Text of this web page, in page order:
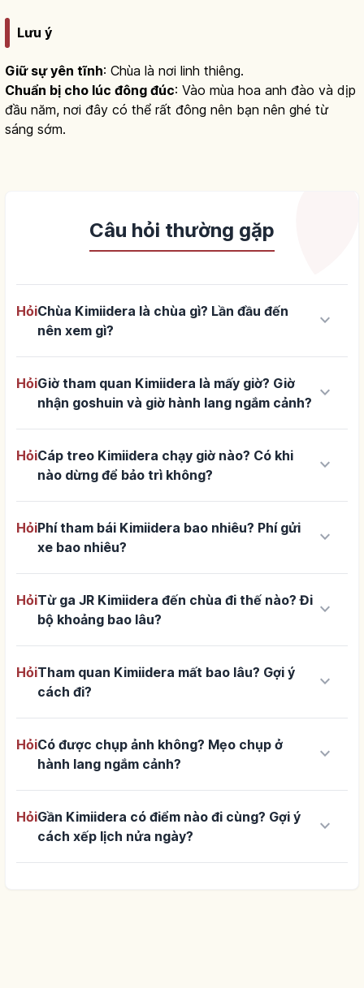
Lưu ý
Giữ sự yên tĩnh: Chùa là nơi linh thiêng.
Chuẩn bị cho lúc đông đúc: Vào mùa hoa anh đào và dịp
đầu năm, nơi đây có thể rất đông nên bạn nên ghé từ
sáng sớm.
Câu hỏi thường gặp
HỏiChùa Kimiidera là chùa gì? Lần đầu đến
nên xem gì?
keyboard_arrow_down
HỏiGiờ tham quan Kimiidera là mấy giờ? Giờ
nhận goshuin và giờ hành lang ngắm cảnh? keyboard_arrow_down
HỏiCáp treo Kimiidera chạy giờ nào? Có khi
nào dừng để bảo trì không?
keyboard_arrow_down
HỏiPhí tham bái Kimiidera bao nhiêu? Phí gửi
xe bao nhiêu?
keyboard_arrow_down
HỏiTừ ga JR Kimiidera đến chùa đi thế nào? Đi
bộ khoảng bao lâu?
keyboard_arrow_down
HỏiTham quan Kimiidera mất bao lâu? Gợi ý
cách đi?
keyboard_arrow_down
HỏiCó được chụp ảnh không? Mẹo chụp ở
hành lang ngắm cảnh?
keyboard_arrow_down
HỏiGần Kimiidera có điểm nào đi cùng? Gợi ý
cách xếp lịch nửa ngày?
keyboard_arrow_down